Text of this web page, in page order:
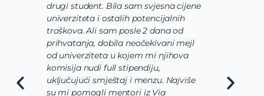
drugi student. Bila sam svjesna cijene
univerziteta i ostalih potencijalnih
troškova. Ali sam posle 2 dana od
prihvatanja, dobila neočekivani mejl
od univerziteta u kojem mi njihova
komisija nudi full stipendiju,
uključujući smještaj i menzu. Najviše
su mi pomogli mentori iz Via